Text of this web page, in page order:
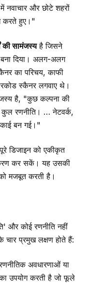
नवाचार और छोटे शहरों
करते हुए।"
की सामंजस्यहै जिसने
बना दिया। अलग-अलग
का परिचय, काफी
स्कैनर लगवाए थे।
है, "कुछ कल्पना की
कुल रणनीति। … नेटवर्क,
बन गई।"
पूरे डिजाइन को एकीकृत
कर सकें। यह उसकी
मजबूत करती है।
और कोई रणनीति नहीं
चार प्रमुख लक्षण होते हैं:
अवधारणाओं या
उपयोग करती है जो फूले